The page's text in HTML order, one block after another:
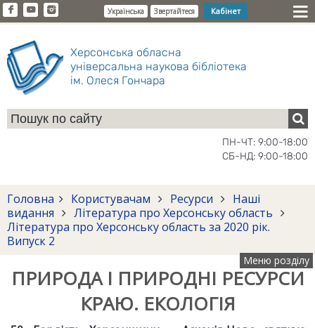
Українська Звертайтеся Кабінет
Херсонська обласна
універсальна наукова бібліотека
ім. Олеся Гончара
ПН-ЧТ: 9:00-18:00
СБ-НД: 9:00-18:00
Головна Користувачам Ресурси
Наші
видання
Література про Херсонську область
Література про Херсонську область за 2020 рік.
Випуск 2
Меню розділу
ПРИРОДА І ПРИРОДНІ РЕСУРСИ
КРАЮ. ЕКОЛОГІЯ